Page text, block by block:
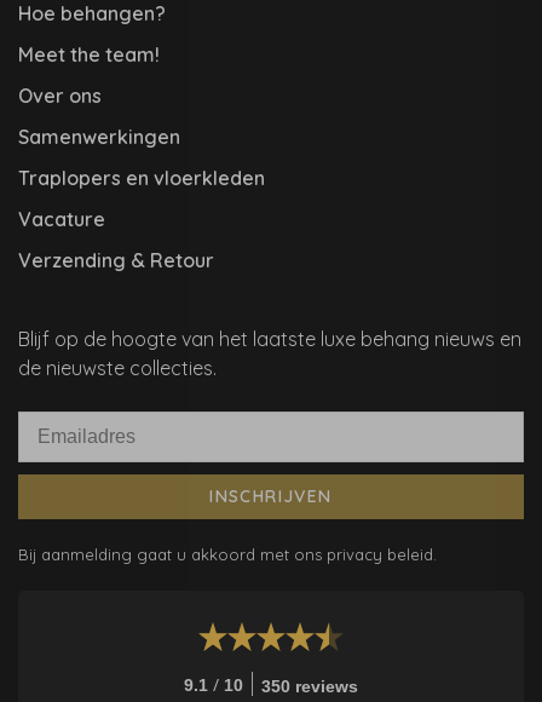
Hoe behangen?
Meet the team!
Over ons
Samenwerkingen
Traplopers en vloerkleden
Vacature
Verzending & Retour
Blijf op de hoogte van het laatste luxe behang nieuws en
de nieuwste collecties.
INSCHRIJVEN
Bij aanmelding gaat u akkoord met ons privacy beleid.
9.1 / 10 350 reviews